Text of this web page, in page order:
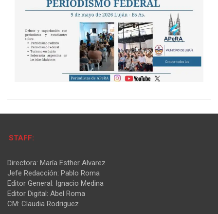
STAFF:
Directora: María Esther Alvarez
Jefe Redacción: Pablo Roma
Editor General: Ignacio Medina
Editor Digital: Abel Roma
CM: Claudia Rodriguez